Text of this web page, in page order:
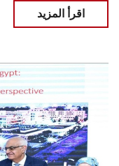
اقرأ المزيد